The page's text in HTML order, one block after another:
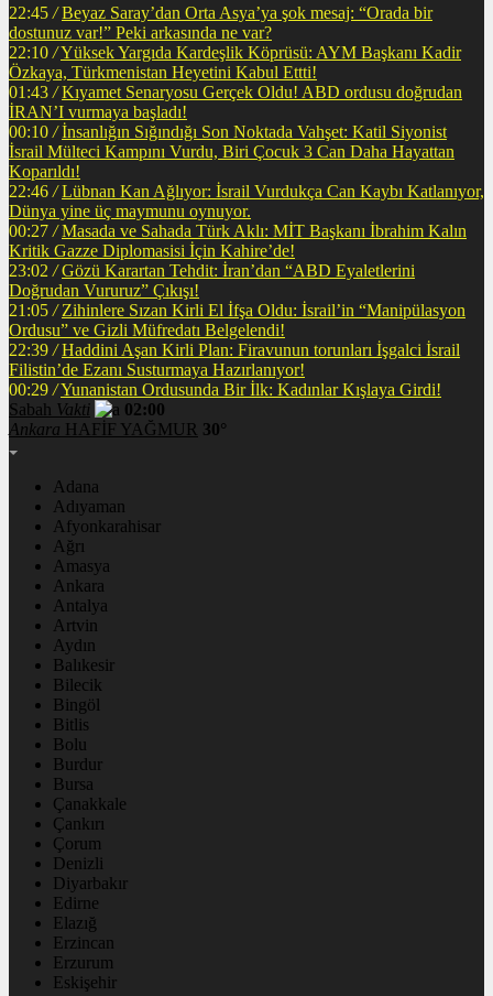
22:45 / Beyaz Saray’dan Orta Asya’ya şok mesaj: “Orada bir
dostunuz var!” Peki arkasında ne var?
22:10 /Yüksek Yargıda Kardeşlik Köprüsü: AYM Başkanı Kadir
Özkaya, Türkmenistan Heyetini Kabul Ettti!
01:43 / Kıyamet Senaryosu Gerçek Oldu! ABD ordusu doğrudan
İRAN’I vurmaya başladı!
00:10 / İnsanlığın Sığındığı Son Noktada Vahşet: Katil Siyonist
İsrail Mülteci Kampını Vurdu, Biri Çocuk 3 Can Daha Hayattan
Koparıldı!
22:46 / Lübnan Kan Ağlıyor: İsrail Vurdukça Can Kaybı Katlanıyor,
Dünya yine üç maymunu oynuyor.
00:27 / Masada ve Sahada Türk Aklı: MİT Başkanı İbrahim Kalın
Kritik Gazze Diplomasisi İçin Kahire’de!
23:02 / Gözü Karartan Tehdit: İran’dan “ABD Eyaletlerini
Doğrudan Vururuz” Çıkışı!
21:05 / Zihinlere Sızan Kirli El İfşa Oldu: İsrail’in “Manipülasyon
Ordusu” ve Gizli Müfredatı Belgelendi!
22:39 / Haddini Aşan Kirli Plan: Firavunun torunları İşgalci İsrail
Filistin’de Ezanı Susturmaya Hazırlanıyor!
00:29 /Yunanistan Ordusunda Bir İlk: Kadınlar Kışlaya Girdi!
Sabah Vakti
02:00
Ankara HAFİF YAĞMUR 30°
Adana
Adıyaman
Afyonkarahisar
Ağrı
Amasya
Ankara
Antalya
Artvin
Aydın
Balıkesir
Bilecik
Bingöl
Bitlis
Bolu
Burdur
Bursa
Çanakkale
Çankırı
Çorum
Denizli
Diyarbakır
Edirne
Elazığ
Erzincan
Erzurum
Eskişehir